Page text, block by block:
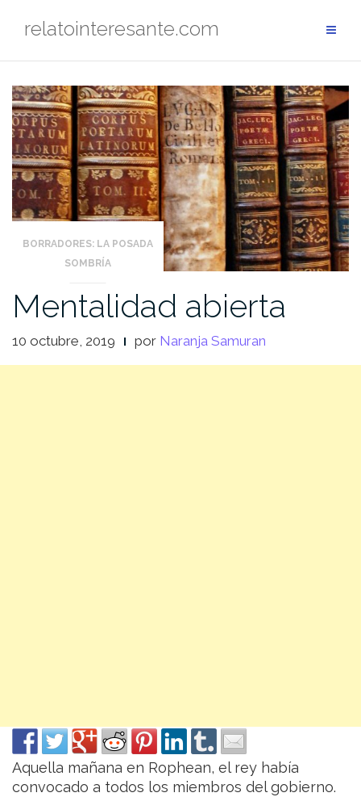
relatointeresante.com
BORRADORES: LA POSADA
SOMBRÍA
Mentalidad abierta
10 octubre, 2019 por Naranja Samuran
Aquella mañana en Rophean, el rey había
convocado a todos los miembros del gobierno.